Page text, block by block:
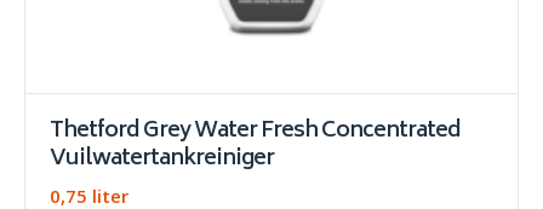
Thetford Grey Water Fresh Concentrated
Vuilwatertankreiniger
0,75 liter